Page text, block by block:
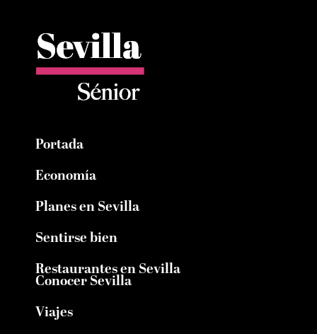
Portada
Economía
Planes en Sevilla
Sentirse bien
Restaurantes en Sevilla
Conocer Sevilla
Viajes